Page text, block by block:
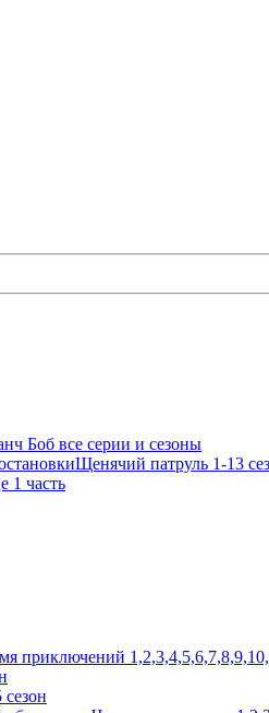
Боб все серии и сезоны
Щенячий патруль 1-13
1 часть
приключений